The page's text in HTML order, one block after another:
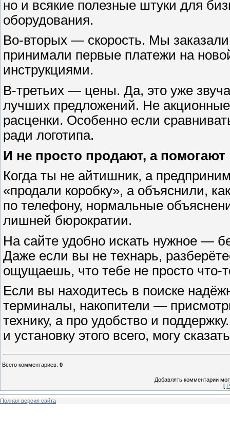
но и всякие полезные штуки для
оборудования.
Во-вторых — скорость. Мы
принимали первые платежи на
инструкциями.
В-третьих — цены. Да, это уже
лучших предложений. Не
расценки. Особенно если
ради логотипа.
И не просто продают, а помогают
Когда ты не айтишник, а
«продали коробку», а объяснили,
по телефону, нормальные
лишней бюрократии.
На сайте удобно искать нужное —
Даже если вы не технарь,
ощущаешь, что тебе не просто что-
Если вы находитесь в поиске
терминалы, накопители —
технику, а про удобство и
и установку этого всего, могу
Всего комментариев: 0
Добавлять комментарии
[
Полная версия сайта